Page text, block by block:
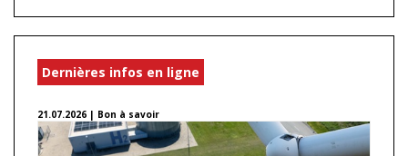
Dernières infos en ligne
21.07.2026 | Bon à savoir